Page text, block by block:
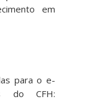
em
para o e-
do CFH: